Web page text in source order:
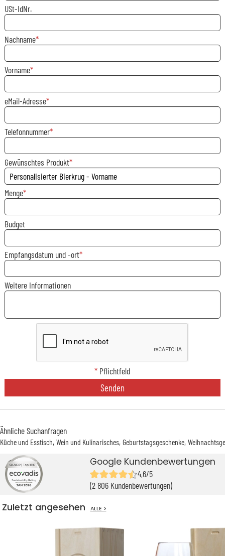
USt-IdNr.
Nachname
Vorname
eMail-Adresse
Telefonnummer
Gewünschtes Produkt
Menge
Budget
Empfangsdatum und -ort
Weitere Informationen
* Pflichtfeld
Senden
Ähnliche Suchanfragen
Küche und Esstisch Wein und Kulinarisches Geburtstagsgeschenke
Google Kundenbewertungen
4,6/5
(2 806 Kundenbewertungen)
Zuletzt angesehen ALLE >